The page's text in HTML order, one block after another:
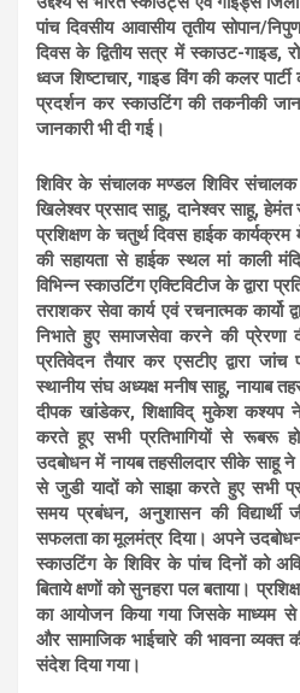
पांच दिवसीय आवासीय तृतीय सोपान/
दिवस के द्वितीय सत्र में स्काउट-गाइड,
ध्वज शिष्टाचार, गाइड विंग की कलर पार्टी का
प्रदर्शन कर स्काउटिंग की तकनीकी
जानकारी भी दी गई।
शिविर के संचालक मण्डल शिविर संचालक
खिलेश्वर प्रसाद साहू, दानेश्वर साहू,
प्रशिक्षण के चतुर्थ दिवस हाईक कार्यक्रम
की सहायता से हाईक स्थल मां काली
विभिन्न स्काउटिंग एक्टिविटीज के द्वारा
तराशकर सेवा कार्य एवं रचनात्मक कार्यो
निभाते हुए समाजसेवा करने की प्रेरणा
प्रतिवेदन तैयार कर एसटीए द्वारा जांच
स्थानीय संघ अध्यक्ष मनीष साहू, नायाब
दीपक खांडेकर, शिक्षाविद् मुकेश कश्यप
करते हूए सभी प्रतिभागियों से रूबरू
उदबोधन में नायब तहसीलदार सीके साहू ने
से जुडी यादों को साझा करते हुए सभी
समय प्रबंधन, अनुशासन की विद्यार्थी
सफलता का मूलमंत्र दिया। अपने
स्काउटिंग के शिविर के पांच दिनों को
बिताये क्षणों को सुनहरा पल बताया।
का आयोजन किया गया जिसके माध्यम से
और सामाजिक भाईचारे की भावना
संदेश दिया गया।